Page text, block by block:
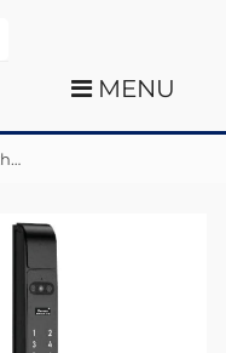
MENU
Khóa thông minh nhận diện khuôn mặt Demax EL-C903 SB